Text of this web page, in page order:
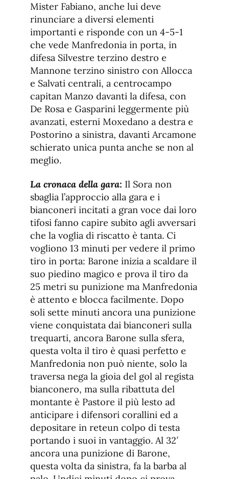
Mister Fabiano, anche lui deve
rinunciare a diversi elementi
importanti e risponde con un 4-5-1
che vede Manfredonia in porta, in
difesa Silvestre terzino destro e
Mannone terzino sinistro con Allocca
e Salvati centrali, a centrocampo
capitan Manzo davanti la difesa, con
De Rosa e Gasparini leggermente più
avanzati, esterni Moxedano a destra e
Postorino a sinistra, davanti Arcamone
schierato unica punta anche se non al
meglio.
La cronaca della gara: Il Sora non
sbaglia l’approccio alla gara e i
bianconeri incitati a gran voce dai loro
tifosi fanno capire subito agli avversari
che la voglia di riscatto è tanta. Ci
vogliono 13 minuti per vedere il primo
tiro in porta: Barone inizia a scaldare il
suo piedino magico e prova il tiro da
25 metri su punizione ma Manfredonia
è attento e blocca facilmente. Dopo
soli sette minuti ancora una punizione
viene conquistata dai bianconeri sulla
trequarti, ancora Barone sulla sfera,
questa volta il tiro è quasi perfetto e
Manfredonia non può niente, solo la
traversa nega la gioia del gol al regista
bianconero, ma sulla ribattuta del
montante è Pastore il più lesto ad
anticipare i difensori corallini ed a
depositare in reteun colpo di testa
portando i suoi in vantaggio. Al 32′
ancora una punizione di Barone,
questa volta da sinistra, fa la barba al